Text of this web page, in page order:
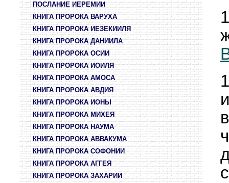
ПОСЛАНИЕ ИЕРЕМИИ
КНИГА ПРОРОКА ВАРУХА
КНИГА ПРОРОКА ИЕЗЕКИИЛЯ
КНИГА ПРОРОКА ДАНИИЛА
КНИГА ПРОРОКА ОСИИ
КНИГА ПРОРОКА ИОИЛЯ
КНИГА ПРОРОКА АМОСА
КНИГА ПРОРОКА АВДИЯ
КНИГА ПРОРОКА ИОНЫ
КНИГА ПРОРОКА МИХЕЯ
КНИГА ПРОРОКА НАУМА
КНИГА ПРОРОКА АВВАКУМА
КНИГА ПРОРОКА СОФОНИИ
КНИГА ПРОРОКА АГГЕЯ
КНИГА ПРОРОКА ЗАХАРИИ